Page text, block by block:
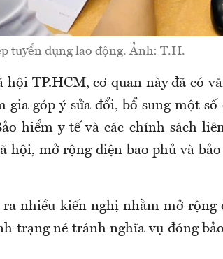
tuyển dụng lao động. Ảnh: T.H.
hội TP.HCM, cơ quan nàyđã có
gia góp ý sửa đổi, bổ sung một số
hiểm y tế và các chính sách
hội, mở rộng diện bao phủ và
nhiều kiến nghị nhằm mở rộng
trạng né tránh nghĩa vụ đóng